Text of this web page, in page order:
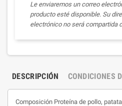
Le enviaremos un correo
producto esté disponible. Su
electrónico no será compartida
DESCRIPCIÓN CONDICIONES
Composición Proteína de pollo,